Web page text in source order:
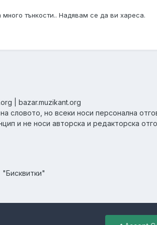
тънкости.. Надявам се да ви хареса.
| bazar.muzikant.org
словото, но всеки носи персонална
и не носи авторска и редакторска
"Бисквитки"